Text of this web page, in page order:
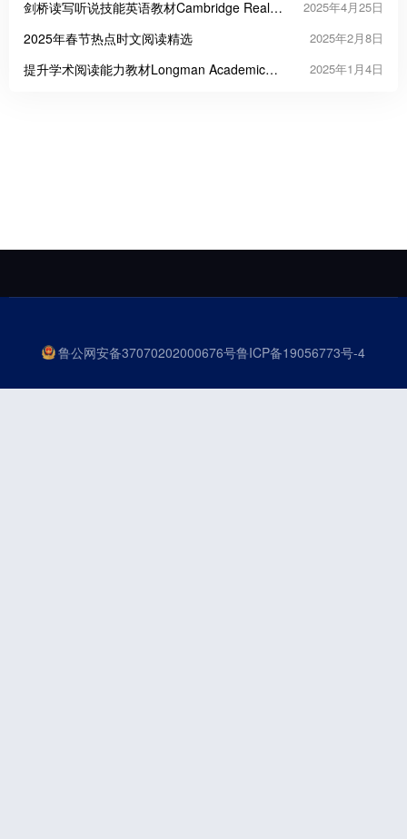
剑桥读写听说技能英语教材Cambridge Real
2025年4月25日
2025年春节热点时文阅读精选 2025年2月8日
提升学术阅读能力教材Longman Academic
2025年1月4日
鲁ICP备19056773号-4
鲁公网安备37070202000676号